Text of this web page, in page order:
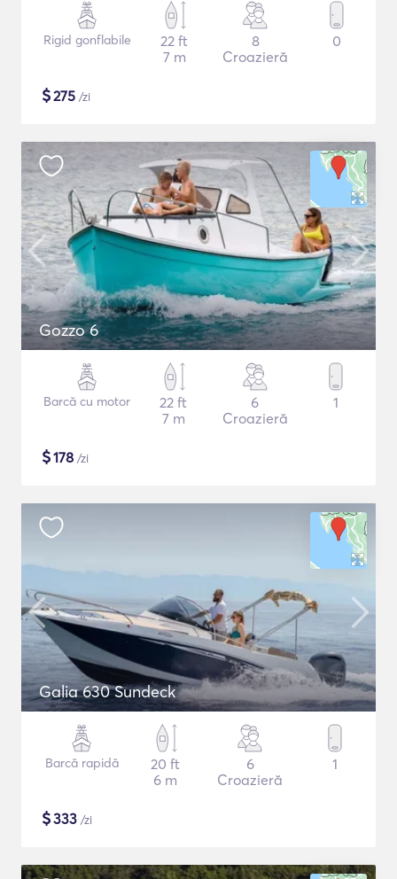
Rigid gonflabile
22 ft
7 m
8
Croazieră
0
$275 /zi
Gozzo 6
Barcă cu motor
22 ft
7 m
6
Croazieră
1
$178 /zi
Galia 630 Sundeck
Barcă rapidă
20 ft
6 m
6
Croazieră
1
$333 /zi